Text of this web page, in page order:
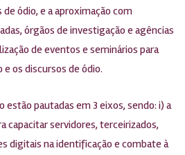
ódio, e a aproximação com
órgãos de investigação e agências
de eventos e seminários para
os discursos de ódio.
estão pautadas em 3 eixos, sendo: i) a
capacitar servidores, terceirizados,
digitais na identificação e combate à